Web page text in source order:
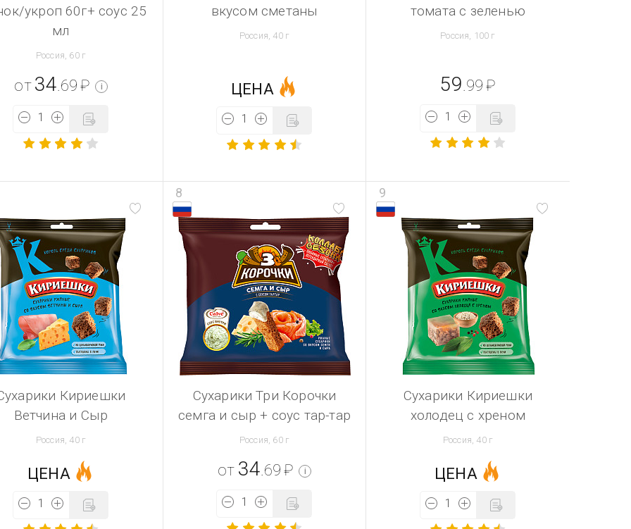
укроп 60г+ соус 25
мл
Россия, 60 г
от 34 .69 ₽ i
вкусом сметаны
Россия, 40 г
ЦЕНА
томата с зеленью
Россия, 100 г
59 .99 ₽
Кириешки
Ветчина и Сыр
Россия, 40 г
ЦЕНА
8
Сухарики Три Корочки
семга и сыр + соус тар-тар
Россия, 60 г
от 34 .69 ₽ i
9
Сухарики Кириешки
холодец с хреном
Россия, 40 г
ЦЕНА